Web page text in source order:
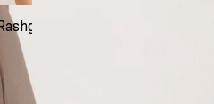
Rashguardok